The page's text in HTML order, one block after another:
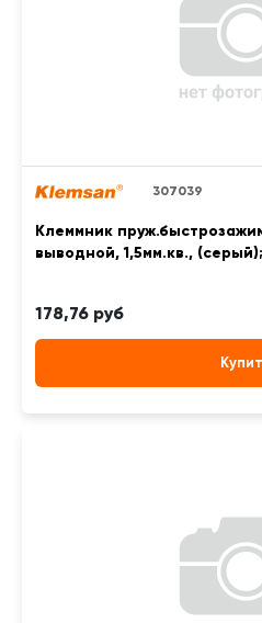
307039
Клеммник
выводной, 1,5мм.кв., (серый);
178,76 руб